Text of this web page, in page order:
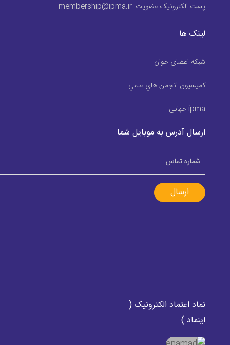
پست الکترونیک عضویت:membership@ipma.ir
لینک ها
شبکه اعضای جوان
كميسيون انجمن هاي علمي
ipma جهانی
ارسال آدرس به موبایل شما
ارسال
نماد اعتماد الکترونیک (
اینماد )